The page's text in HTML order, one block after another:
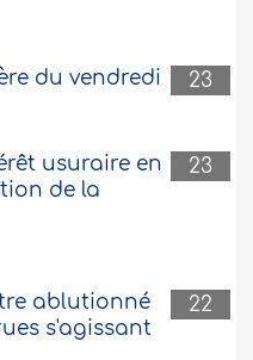
23
du vendredi
23
usuraire en
de la
22
ablutionné
s'agissant